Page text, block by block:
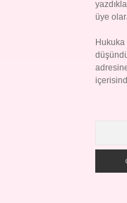
üye